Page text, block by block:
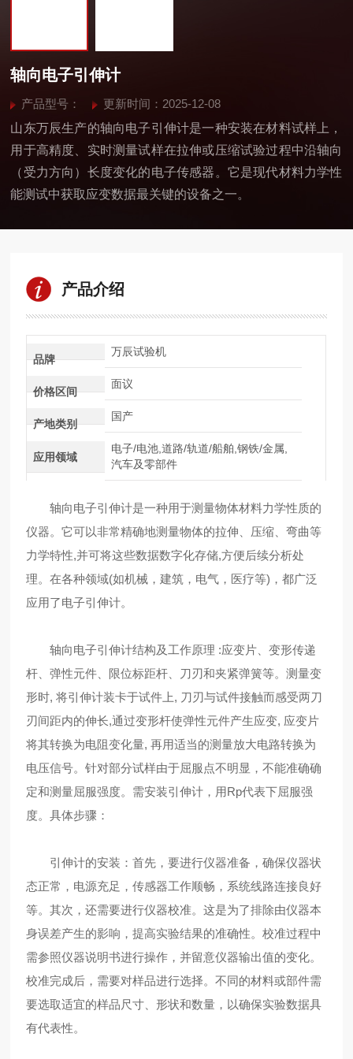
轴向电子引伸计
产品型号：
更新时间：2025-12-08
山东万辰生产的轴向电子引伸计是一种安装在材料试样上，
用于高精度、实时测量试样在拉伸或压缩试验过程中沿轴向
（受力方向）长度变化的电子传感器。它是现代材料力学性
能测试中获取应变数据最关键的设备之一。
产品介绍
品牌
万辰试验机
价格区间
面议
产地类别
国产
应用领域
电子/电池,道路/轨道/船舶,钢铁/金属,
汽车及零部件
轴向电子引伸计是一种用于测量物体材料力学性质的
仪器。它可以非常精确地测量物体的拉伸、压缩、弯曲等
力学特性,并可将这些数据数字化存储,方便后续分析处
理。在各种领域(如机械，建筑，电气，医疗等)，都广泛
应用了电子引伸计。
轴向电子引伸计结构及工作原理 :应变片、变形传递
杆、弹性元件、限位标距杆、刀刃和夹紧弹簧等。测量变
形时, 将引伸计装卡于试件上, 刀刃与试件接触而感受两刀
刃间距内的伸长,通过变形杆使弹性元件产生应变, 应变片
将其转换为电阻变化量, 再用适当的测量放大电路转换为
电压信号。针对部分试样由于屈服点不明显，不能准确确
定和测量屈服强度。需安装引伸计，用Rp代表下屈服强
度。具体步骤：
引伸计的安装：首先，要进行仪器准备，确保仪器状
态正常，电源充足，传感器工作顺畅，系统线路连接良好
等。其次，还需要进行仪器校准。这是为了排除由仪器本
身误差产生的影响，提高实验结果的准确性。校准过程中
需参照仪器说明书进行操作，并留意仪器输出值的变化。
校准完成后，需要对样品进行选择。不同的材料或部件需
要选取适宜的样品尺寸、形状和数量，以确保实验数据具
有代表性。